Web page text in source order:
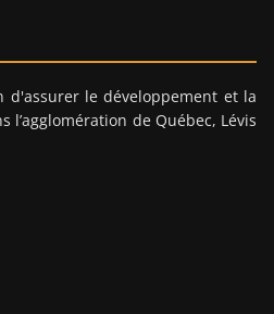
d'assurer le développement et la
l’agglomération de Québec, Lévis